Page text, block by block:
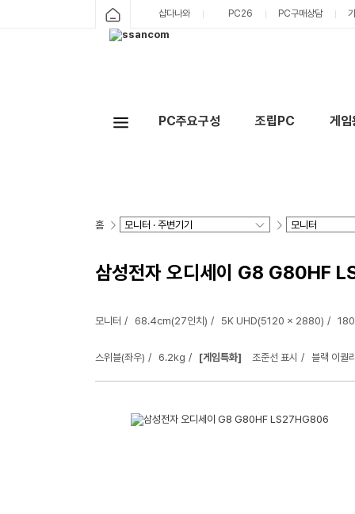
샵다나와 PC26 PC구매상담
PC주요구성 조립PC 게
홈
삼성전자 오디세이 G8 G80HF
모니터 68.4cm(27인치) 5K UHD(5120 x 2880)
스위블(좌우) 6.2kg [게임특화] 조준선 표시 블랙 이퀄